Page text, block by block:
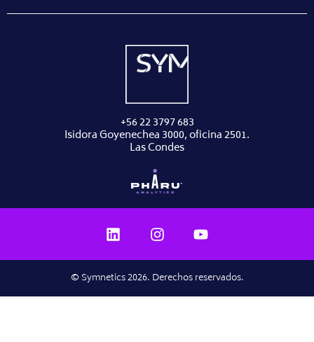
+56 22 3797 683
Isidora Goyenechea 3000, oficina 2501.
Las Condes
© Symnetics 2026. Derechos reservados.